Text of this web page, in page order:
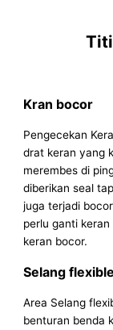
Kran bocor
Pengecekan
drat keran yang
merembes di
diberikan seal
juga terjadi
perlu ganti
keran bocor.
Selang
Area Selang
benturan benda